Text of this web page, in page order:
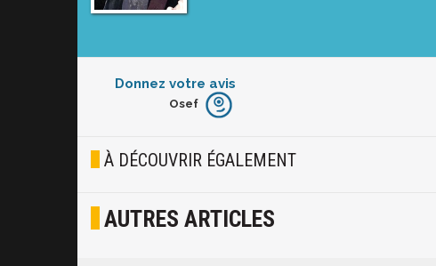
Donnez votre avis
Furieux
Joyeux
Osef
À DÉCOUVRIR ÉGALEMENT
AUTRES ARTICLES